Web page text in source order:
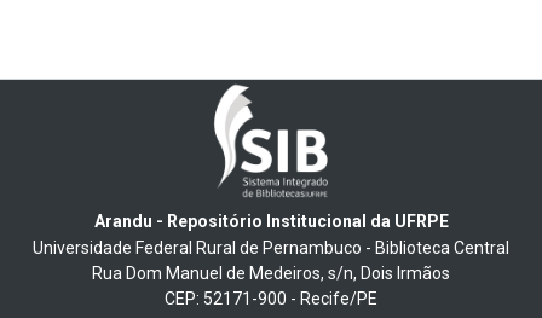
Arandu - Repositório Institucional da UFRPE
Universidade Federal Rural de Pernambuco - Biblioteca Central
Rua Dom Manuel de Medeiros, s/n, Dois Irmãos
CEP: 52171-900 - Recife/PE